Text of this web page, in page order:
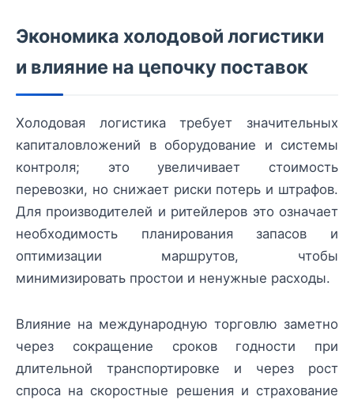
Экономика холодовой логистики
и влияние на цепочку поставок
Холодовая логистика требует значительных
капиталовложений в оборудование и системы
контроля; это увеличивает стоимость
перевозки, но снижает риски потерь и штрафов.
Для производителей и ритейлеров это означает
необходимость планирования запасов и
оптимизации маршрутов, чтобы
минимизировать простои и ненужные расходы.
Влияние на международную торговлю заметно
через сокращение сроков годности при
длительной транспортировке и через рост
спроса на скоростные решения и страхование